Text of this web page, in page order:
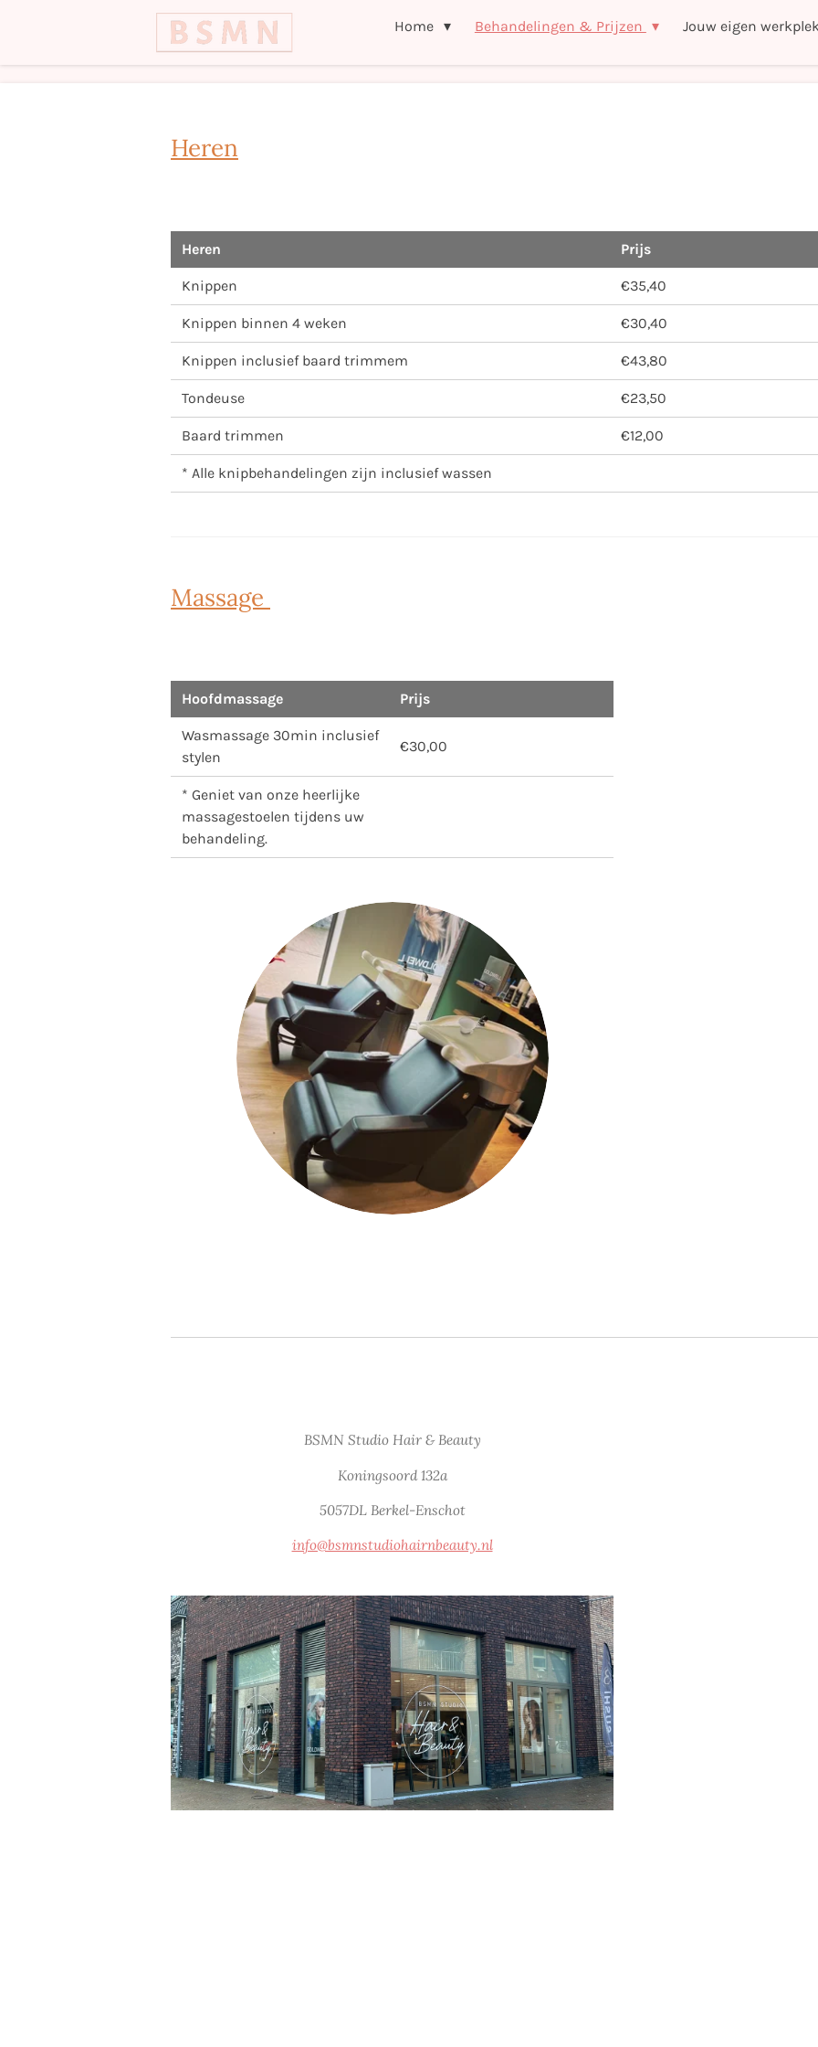
Home Behandelingen & Prijzen Jouw eigen
Heren
Heren Prijs
Knippen €35,40
Knippen binnen 4 weken €30,40
Knippen inclusief baard trimmem €43,80
Tondeuse €23,50
Baard trimmen €12,00
* Alle knipbehandelingen zijn inclusief wassen
Massage
Hoofdmassage Prijs
Wasmassage 30min inclusief
stylen
€30,00
* Geniet van onze heerlijke
massagestoelen tijdens uw
behandeling.
BSMN Studio Hair & Beauty
Koningsoord 132a
5057DL Berkel-Enschot
info@bsmnstudiohairnbeauty.nl